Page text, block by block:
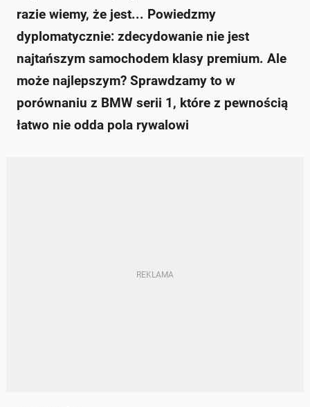
razie wiemy, że jest... Powiedzmy
dyplomatycznie: zdecydowanie nie jest
najtańszym samochodem klasy premium. Ale
może najlepszym? Sprawdzamy to w
porównaniu z BMW serii 1, które z pewnością
łatwo nie odda pola rywalowi